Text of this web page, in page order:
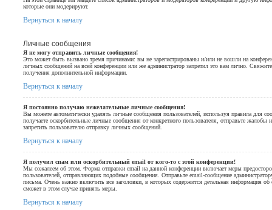
которые они модерируют.
Вернуться к началу
Личные сообщения
Я не могу отправить личные сообщения!
Это может быть вызвано тремя причинами: вы не зарегистрированы и/или не вошли на
личных сообщений на всей конференции или же администратор запретил это вам лично.
получения дополнительной информации.
Вернуться к началу
Я постоянно получаю нежелательные личные сообщения!
Вы можете автоматически удалять личные сообщения пользователей, используя правила для
получаете оскорбительные личные сообщения от конкретного пользователя, отправьте
запретить пользователю отправку личных сообщений.
Вернуться к началу
Я получил спам или оскорбительный email от кого-то с этой конференции!
Мы сожалеем об этом. Форма отправки email на данной конференции включает меры
пользователей, отправляющих подобные сообщения. Отправьте email-сообщение
письма. Очень важно включить все заголовки, в которых содержится детальная информация об
сможет в этом случае принять меры.
Вернуться к началу